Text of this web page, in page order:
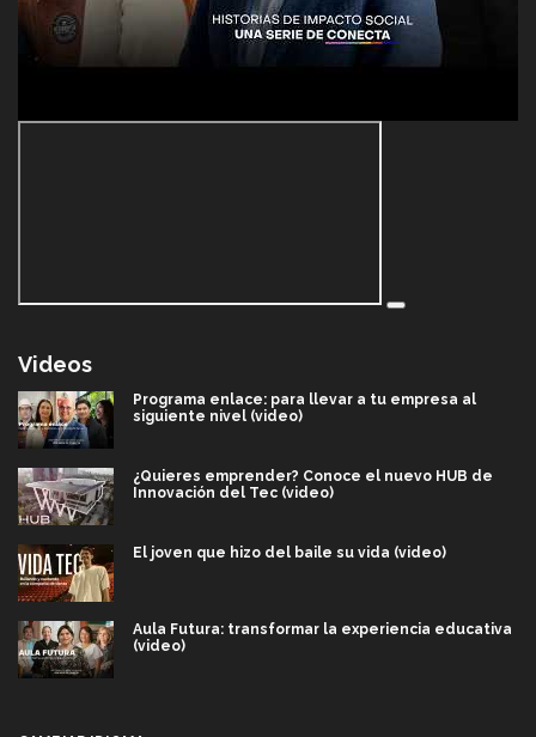
Videos
Programa enlace: para llevar a tu empresa al
siguiente nivel (video)
¿Quieres emprender? Conoce el nuevo HUB de
Innovación del Tec (video)
El joven que hizo del baile su vida (video)
Aula Futura: transformar la experiencia educativa
(video)